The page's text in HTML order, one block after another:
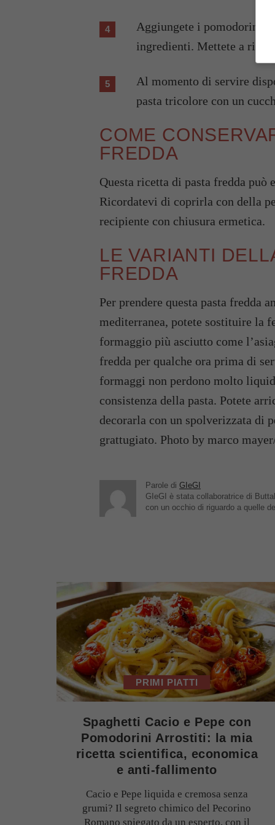
Aggiungete i pomodorini e
ingredienti. Mettete a
Al momento di servire
pasta tricolore con un
COME
FREDDA
Questa ricetta di pasta fredda
Ricordatevi di coprirla con della
recipiente con chiusura ermetica.
LE VARIANTI
FREDDA
Per prendere questa pasta fredda
mediterranea, potete sostituire la
formaggio più asciutto come
fredda per qualche ora prima di
formaggi non perdono molto
consistenza della pasta. Potete
decorarla con un spolverizzata di
grattugiato. Photo by marco
Parole di GIeGI
GIeGI è stata collaboratrice di
con un occhio di riguardo a quelle
PRIMI PIATTI
Spaghetti Cacio e Pepe con
Pomodorini Arrostiti: la mia
ricetta scientifica, economica
e anti-fallimento
Cacio e Pepe liquida e cremosa senza
grumi? Il segreto chimico del Pecorino
Romano spiegato da un esperto, con il